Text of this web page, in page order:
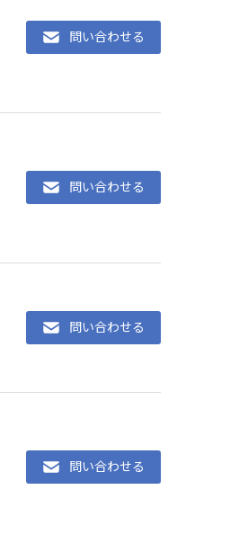
問い合わせる
問い合わせる
問い合わせる
問い合わせる